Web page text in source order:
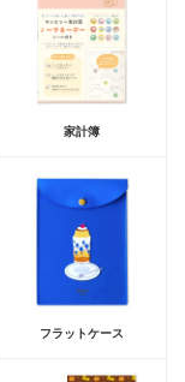
家計簿
フラットケース